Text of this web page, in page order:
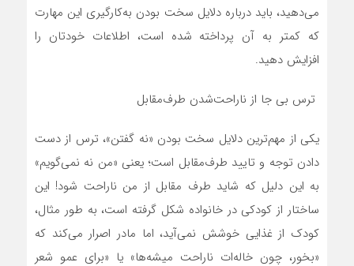
می‌دهید، باید درباره دلایل سخت بودن به‌کارگیری این مهارت
که کمتر به آن پرداخته شده است، اطلاعات خودتان را
افزایش دهید.
ترس بی جا از ناراحت‌شدن طرف‌مقابل
یکی از مهم‌ترین دلایل سخت بودن «نه گفتن»، ترس از دست
دادن توجه و تایید طرف‌مقابل است؛ یعنی «من نه نمی‌گویم»
به این دلیل که شاید طرف مقابل از من ناراحت شود! این
ساختار از کودکی در خانواده شکل گرفته است، به طور مثال،
کودک از غذایی خوشش نمی‌آید، اما مادر اصرار می‌کند که
«بخور، چون خاله‌ات ناراحت میشه‌ها» یا «برای عمو شعر